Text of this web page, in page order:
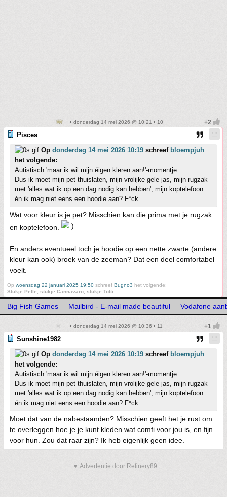
• donderdag 14 mei 2026 @ 10:21 • 10
Pisces
Op donderdag 14 mei 2026 10:19 schreef bloempjuh
het volgende:
Autistisch 'maar ik wil mijn éigen kleren aan!'-momentje:
Dus ik moet mijn pet thuislaten, mijn vrolijke gele jas, mijn rugzak
met 'alles wat ik op een dag nodig kan hebben', mijn koptelefoon
én ik mag niet eens een hoodie aan? F*ck.
Wat voor kleur is je pet? Misschien kan die prima met je rugzak
en koptelefoon.
En anders eventueel toch je hoodie op een nette zwarte (andere
kleur kan ook) broek van de zeeman? Dat een deel comfortabel
voelt.
Op woensdag 22 januari 2025 19:50 schreef Bugno3 het volgende:
Stukje Pelle, stukje Cannavaro, stukje Totti.
Big Fish Games Mailbird - E-mail made beautiful Vodafone
• donderdag 14 mei 2026 @ 10:36 • 11
Sunshine1982
Op donderdag 14 mei 2026 10:19 schreef bloempjuh
het volgende:
Autistisch 'maar ik wil mijn éigen kleren aan!'-momentje:
Dus ik moet mijn pet thuislaten, mijn vrolijke gele jas, mijn rugzak
met 'alles wat ik op een dag nodig kan hebben', mijn koptelefoon
én ik mag niet eens een hoodie aan? F*ck.
Moet dat van de nabestaanden? Misschien geeft het je rust om
te overleggen hoe je je kunt kleden wat comfi voor jou is, en fijn
voor hun. Zou dat raar zijn? Ik heb eigenlijk geen idee.
▼ Advertentie door Refinery89